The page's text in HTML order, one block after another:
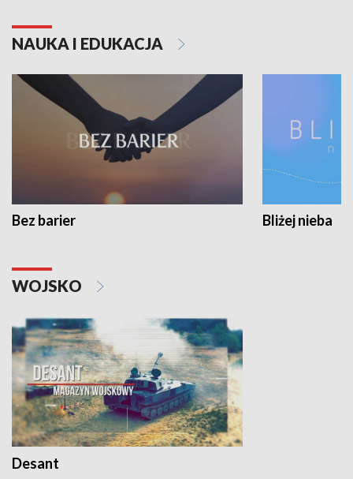
NAUKA I EDUKACJA
Bez barier Bliżej nieba
WOJSKO
Desant